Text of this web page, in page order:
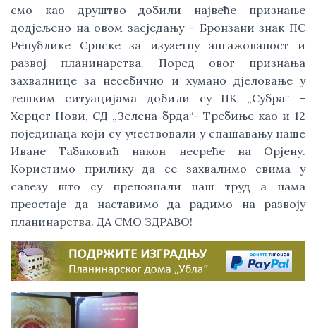
смо као друштво добили највеће признање
додјељено на овом засједању – Бронзани знак ПС
Републике Српске за изузетну ангажованост и
развој планинарства. Поред овог признања
захвалнице за несебично и хумано дјеловање у
тешким ситуацијама добили су ПК „Субра“ –
Херцег Нови, СД „Зелена брда“- Требиње као и 12
појединаца који су учествовали у спашавању наше
Иване Табаковић након несреће на Орјену.
Користимо прилику да се захвалимо свима у
савезу што су препознали наш труд а нама
преостаје да наставимо да радимо на развоју
планинарства. ДА СМО ЗДРАВО!